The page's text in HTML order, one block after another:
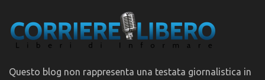
Questo blog non rappresenta una testata giornalistica in